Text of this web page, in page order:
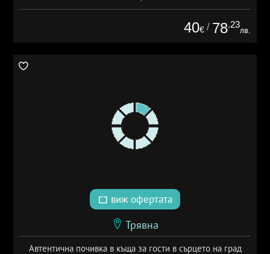
40€ / 78.23
лв.
виж офертата
Трявна
Автентична почивка в къща за гости в сърцето на град